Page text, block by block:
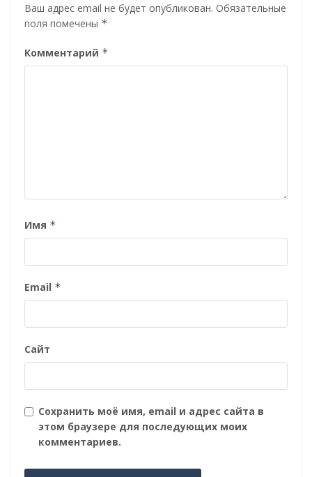
Ваш адрес email не будет опубликован. Обязательные
поля помечены *
Комментарий *
Имя *
Email *
Сайт
Сохранить моё имя, email и адрес сайта в
этом браузере для последующих моих
комментариев.